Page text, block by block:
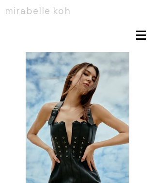
mirabelle koh